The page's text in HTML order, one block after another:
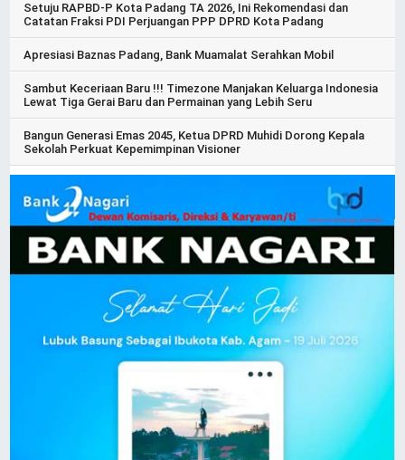
Setuju RAPBD-P Kota Padang TA 2026, Ini Rekomendasi dan
Catatan Fraksi PDI Perjuangan PPP DPRD Kota Padang
Apresiasi Baznas Padang, Bank Muamalat Serahkan Mobil
Sambut Keceriaan Baru !!! Timezone Manjakan Keluarga Indonesia
Lewat Tiga Gerai Baru dan Permainan yang Lebih Seru
Bangun Generasi Emas 2045, Ketua DPRD Muhidi Dorong Kepala
Sekolah Perkuat Kepemimpinan Visioner